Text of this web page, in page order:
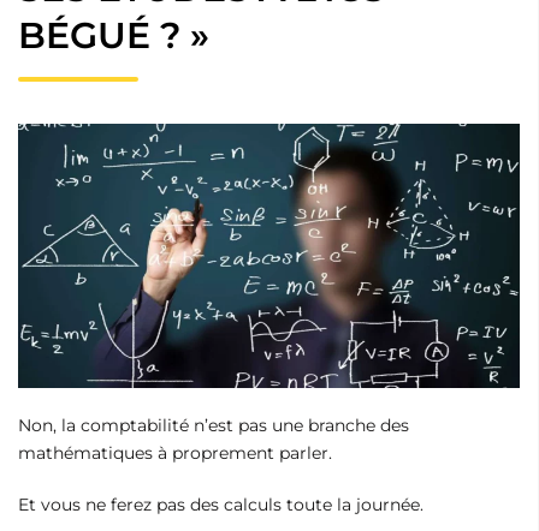
BÉGUÉ ? »
Non, la comptabilité n’est pas une branche des
mathématiques à proprement parler.
Et vous ne ferez pas des calculs toute la journée.